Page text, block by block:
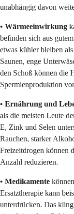
unabhängig davon
• Wärmeeinwirkung
befinden sich aus
etwas kühler bleiben
Saunen, enge
den Schoß können die
Spermienproduktion
• Ernährung und
als die meisten Leute
E, Zink und Selen
Rauchen, starker
Freizeitdrogen können
Anzahl reduzieren.
• Medikamente
Ersatztherapie kann
unterdrücken. Das